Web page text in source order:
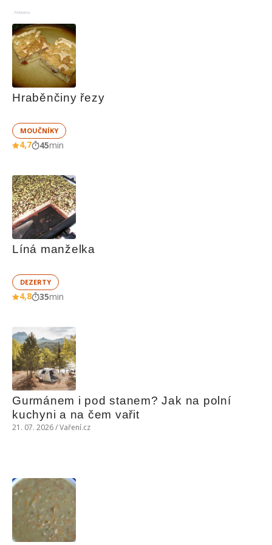
Reklama
Hraběnčiny řezy
MOUČNÍKY
4,7 45min
Líná manželka
DEZERTY
4,8 35min
Gurmánem i pod stanem? Jak na polní
kuchyni a na čem vařit
21. 07. 2026 / Vaření.cz